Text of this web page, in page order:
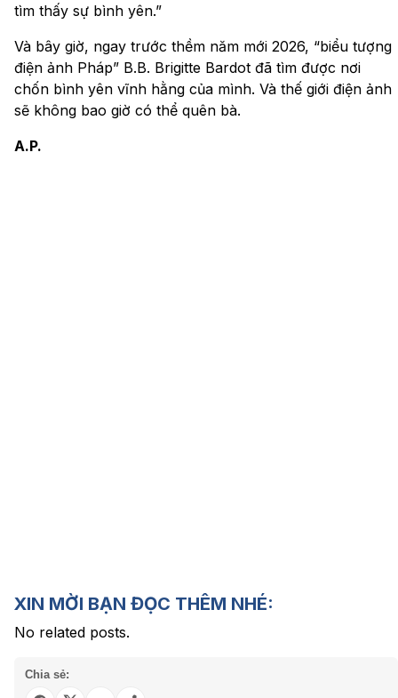
tìm thấy sự bình yên.”
Và bây giờ, ngay trước thềm năm mới 2026, “biểu tượng
điện ảnh Pháp” B.B. Brigitte Bardot đã tìm được nơi
chốn bình yên vĩnh hằng của mình. Và thế giới điện ảnh
sẽ không bao giờ có thể quên bà.
A.P.
XIN MỜI BẠN ĐỌC THÊM NHÉ:
No related posts.
Chia sẻ: